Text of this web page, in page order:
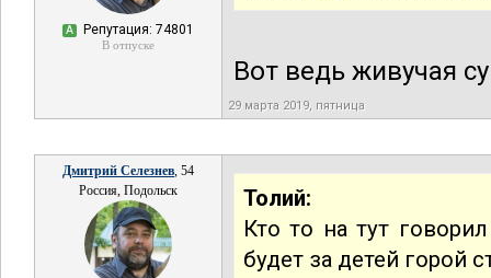
А Репутация: 74801
В отпуске
Вот ведь живучая
29 марта 2019, пятница
Дмитрий Селезнев, 54
Россия, Подольск
Толий:
Кто то на тут
будет за детей горой